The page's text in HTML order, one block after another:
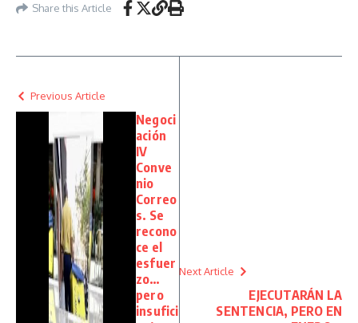
Share this Article
Previous Article
Negoci
ación
IV
Conve
nio
Correo
s. Se
recono
ce el
esfuer
zo…
pero
insufici
Next Article
EJECUTARÁN LA
SENTENCIA, PERO EN